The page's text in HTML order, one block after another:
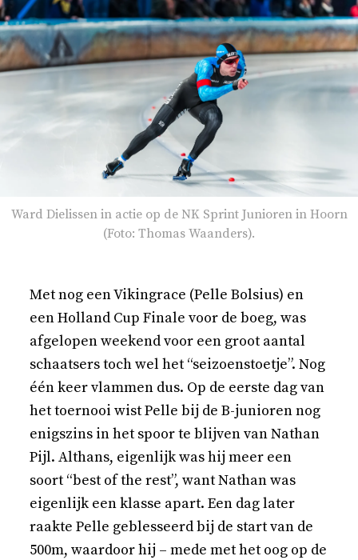
Ward Dielissen in actie op de NK Sprint Junioren in Hoorn
(Foto: Thomas Waanders).
Met nog een Vikingrace (Pelle Bolsius) en
een Holland Cup Finale voor de boeg, was
afgelopen weekend voor een groot aantal
schaatsers toch wel het “seizoenstoetje”. Nog
één keer vlammen dus. Op de eerste dag van
het toernooi wist Pelle bij de B-junioren nog
enigszins in het spoor te blijven van Nathan
Pijl. Althans, eigenlijk was hij meer een
soort “best of the rest”, want Nathan was
eigenlijk een klasse apart. Een dag later
raakte Pelle geblesseerd bij de start van de
500m, waardoor hij – mede met het oog op de